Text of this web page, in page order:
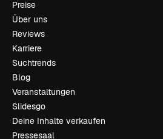
Preise
Über uns
Reviews
Karriere
Suchtrends
Blog
Veranstaltungen
Slidesgo
Deine Inhalte verkaufen
Pressesaal